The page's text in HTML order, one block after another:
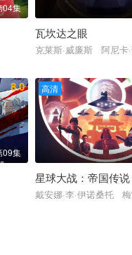
斯穆夫
04集
瓦坎达之眼
克莱斯·威廉斯 阿尼
尔·理查德森
8.0
09集
高清
星球大战：帝国传说
戴安娜·李·伊诺桑托